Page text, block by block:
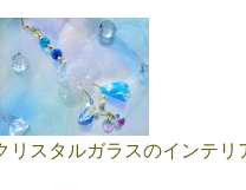
リスタルガラスのインテリ